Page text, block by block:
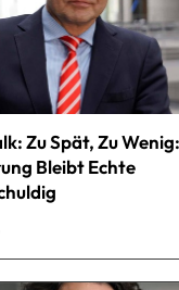
Zu Spät, Zu Wenig:
Bleibt Echte